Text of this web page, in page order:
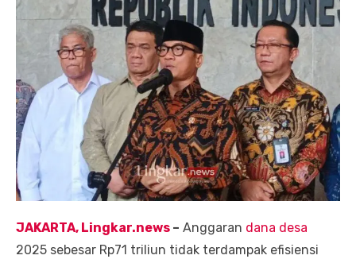
JAKARTA, Lingkar.news – Anggaran dana desa
2025 sebesar Rp71 triliun tidak terdampak efisiensi